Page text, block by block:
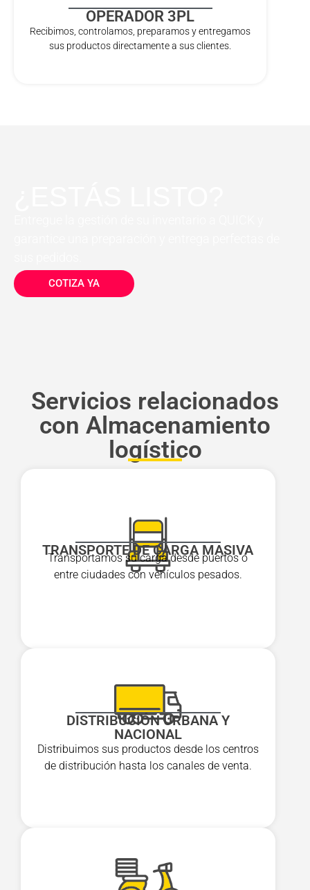
OPERADOR 3PL
Recibimos, controlamos, preparamos y entregamos
sus productos directamente a sus clientes.
COTIZA YA
Servicios relacionados
con Almacenamiento
logístico
TRANSPORTE DE CARGA MASIVA
Transportamos su carga desde puertos o
entre ciudades con vehículos pesados.
DISTRIBUCIÓN URBANA Y
NACIONAL
Distribuimos sus productos desde los centros
de distribución hasta los canales de venta.